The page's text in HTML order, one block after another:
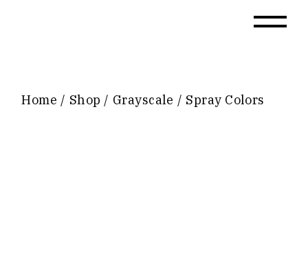
Home Shop Grayscale Spray Colors